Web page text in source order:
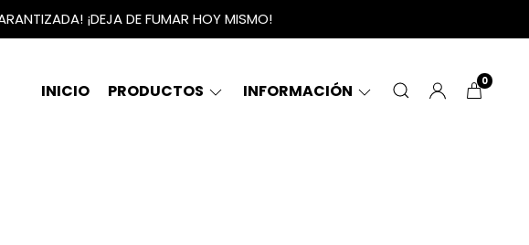
¡DEJA DE FUMAR HOY MISMO!
INICIO PRODUCTOS INFORMACIÓN 0